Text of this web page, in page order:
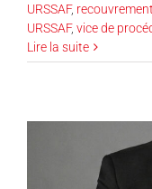
URSSAF,
URSSAF, vice de
Lire la suite